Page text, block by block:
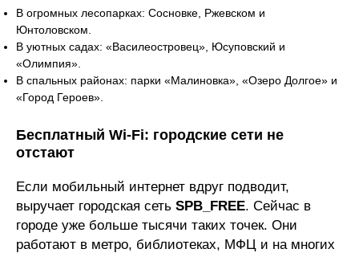
В огромных лесопарках: Сосновке, Ржевском и
Юнтоловском.
В уютных садах: «Василеостровец», Юсуповский и
«Олимпия».
В спальных районах: парки «Малиновка», «Озеро Долгое» и
«Город Героев».
Бесплатный Wi-Fi: городские сети не
отстают
Если мобильный интернет вдруг подводит,
выручает городская сеть SPB_FREE. Сейчас в
городе уже больше тысячи таких точек. Они
работают в метро, библиотеках, МФЦ и на многих